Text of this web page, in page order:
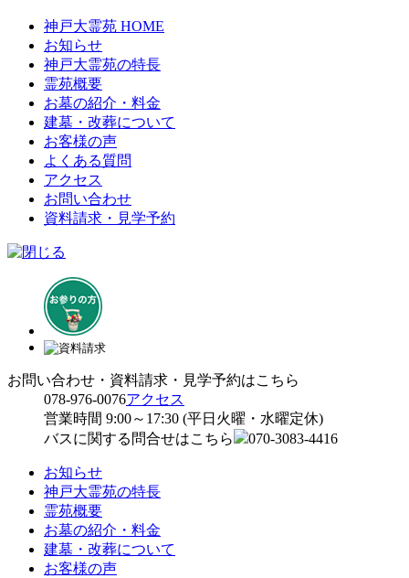
神戸大霊苑 HOME
お知らせ
神戸大霊苑の特長
霊苑概要
お墓の紹介・料金
建墓・改葬について
お客様の声
よくある質問
アクセス
お問い合わせ
資料請求・見学予約
お問い合わせ・資料請求・見学予約はこちら
078-976-0076アクセス
営業時間 9:00～17:30 (平日火曜・水曜定休)
バスに関する問合せはこちら
070-3083-4416
お知らせ
神戸大霊苑の特長
霊苑概要
お墓の紹介・料金
建墓・改葬について
お客様の声